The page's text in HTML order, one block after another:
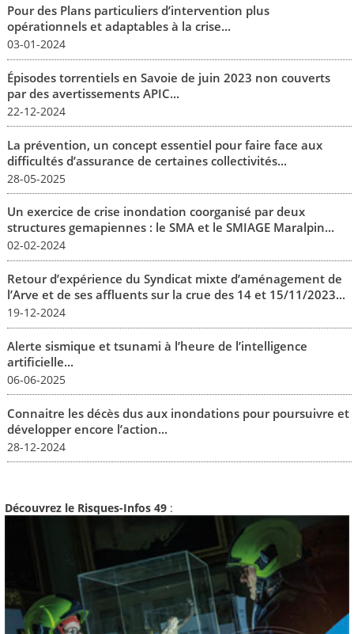
Pour des Plans particuliers d’intervention plus
opérationnels et adaptables à la crise...
03-01-2024
Épisodes torrentiels en Savoie de juin 2023 non couverts
par des avertissements APIC...
22-12-2024
La prévention, un concept essentiel pour faire face aux
difficultés d’assurance de certaines collectivités...
28-05-2025
Un exercice de crise inondation coorganisé par deux
structures gemapiennes : le SMA et le SMIAGE Maralpin...
02-02-2024
Retour d’expérience du Syndicat mixte d’aménagement de
l’Arve et de ses affluents sur la crue des 14 et 15/11/2023...
19-12-2024
Alerte sismique et tsunami à l’heure de l’intelligence
artificielle...
06-06-2025
Connaitre les décès dus aux inondations pour poursuivre et
développer encore l’action...
28-12-2024
Découvrez le Risques-Infos 49 :